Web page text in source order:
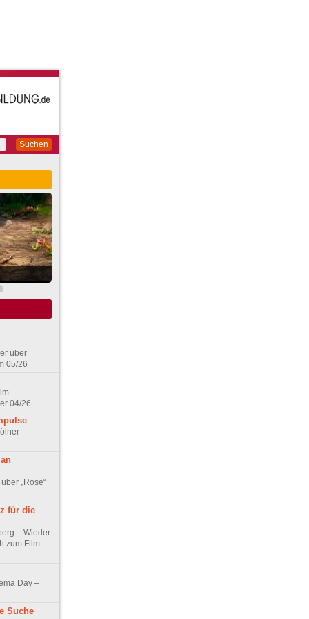
Suchen
über
05/26
04/26
„Rose“
für die
– Wieder
zum Film
Day –
Suche